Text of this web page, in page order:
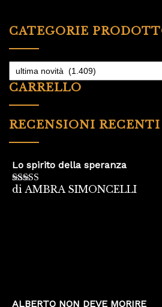
CATEGORIE
CARRELLO
RECENSIONI RECENTI
Lo spirito della speranza
Valutato5su
di AMBRA SIMONCELLI
ALBERTO NON DEVE MORIRE